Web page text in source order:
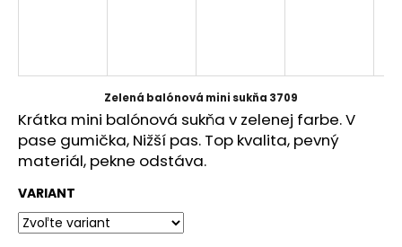
Zelená balónová mini sukňa 3709
Krátka mini balónová sukňa v zelenej farbe. V
pase gumička, Nižší pas. Top kvalita, pevný
materiál, pekne odstáva.
VARIANT
d
o
r
ú
č
a
m
e